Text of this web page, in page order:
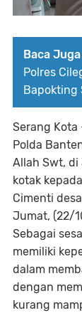
Baca Juga
Polres
Bapokting
Serang Kota
Polda
Allah Swt,
kotak
Cimenti
Jumat, (22/
Sebagai
memiliki
dalam
dengan
kurang